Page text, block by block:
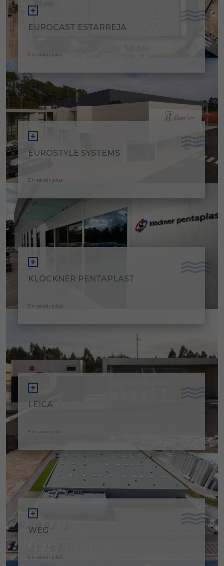
EUROCAST ESTARREJA
En savoir plus
EUROSTYLE SYSTEMS
En savoir plus
KLÖCKNER PENTAPLAST
En savoir plus
LEICA
En savoir plus
WEG
En savoir plus